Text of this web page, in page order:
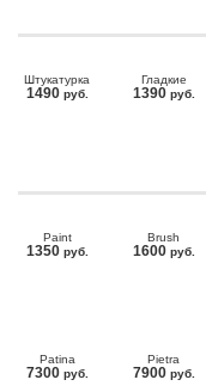
Штукатурка
1490 руб.
Гладкие
1390 руб.
Paint
1350 руб.
Brush
1600 руб.
Patina
7300 руб.
Pietra
7900 руб.